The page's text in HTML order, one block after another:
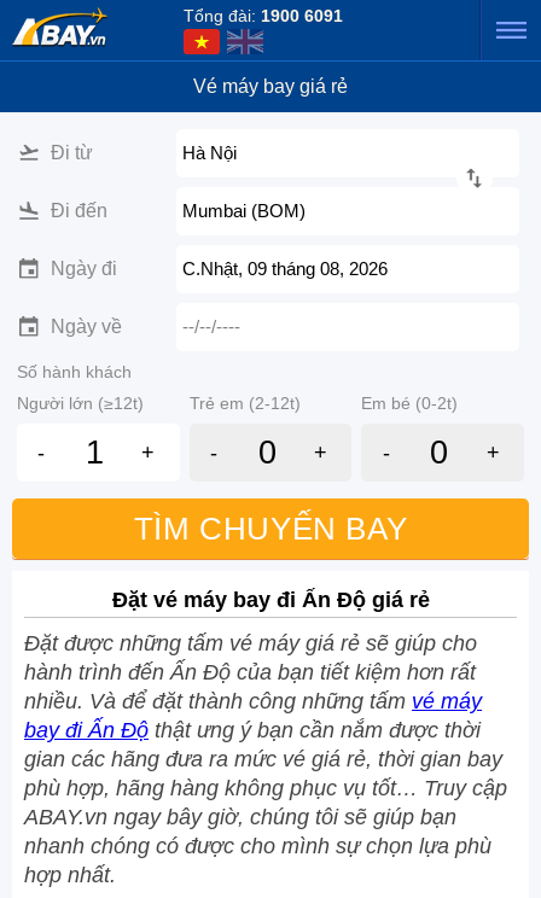
Tổng đài: 1900 6091
Vé máy bay giá rẻ
Đi từ Hà Nội
Đi đến Mumbai (BOM)
Ngày đi C.Nhật, 09 tháng 08, 2026
Ngày về --/--/----
Số hành khách
Người lớn (≥12t)
Trẻ em (2-12t) Em bé (0-2t)
- + - + - +
TÌM CHUYẾN BAY
Đặt vé máy bay đi Ấn Độ giá rẻ
Đặt được những tấm vé máy giá rẻ sẽ giúp cho
hành trình đến Ấn Độ của bạn tiết kiệm hơn rất
nhiều. Và để đặt thành công những tấm vé máy
bay đi Ấn Độ thật ưng ý bạn cần nắm được thời
gian các hãng đưa ra mức vé giá rẻ, thời gian bay
phù hợp, hãng hàng không phục vụ tốt… Truy cập
ABAY.vn ngay bây giờ, chúng tôi sẽ giúp bạn
nhanh chóng có được cho mình sự chọn lựa phù
hợp nhất.